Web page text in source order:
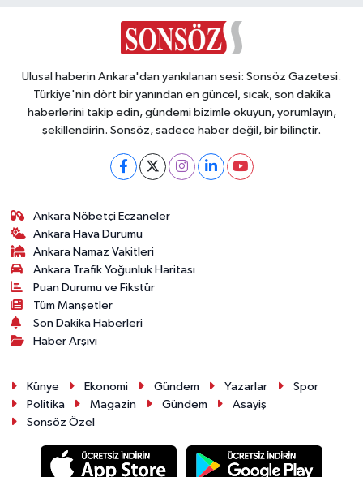
Ulusal haberin Ankara'dan yankılanan sesi: Sonsöz Gazetesi.
Türkiye'nin dört bir yanından en güncel, sıcak, son dakika
haberlerini takip edin, gündemi bizimle okuyun, yorumlayın,
şekillendirin. Sonsöz, sadece haber değil, bir bilinçtir.
Ankara Nöbetçi Eczaneler
Ankara Hava Durumu
Ankara Namaz Vakitleri
Ankara Trafik Yoğunluk Haritası
Puan Durumu ve Fikstür
Tüm Manşetler
Son Dakika Haberleri
Haber Arşivi
Künye Ekonomi Gündem Yazarlar
Spor
Politika
Magazin Gündem
Asayiş
Sonsöz Özel